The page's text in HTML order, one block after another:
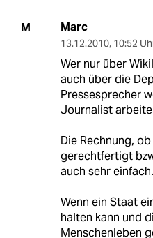
M Marc
13.12.2010, 10:52
Wer nur über
auch über die
Pressesprecher
Journalist
Die Rechnung,
gerechtfertigt
auch sehr einfach.
Wenn ein Staat
halten kann und
Menschenleben